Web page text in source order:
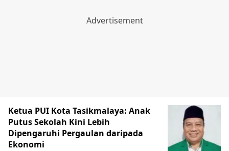
Ketua PUI Kota Tasikmalaya: Anak
Putus Sekolah Kini Lebih
Dipengaruhi Pergaulan daripada
Ekonomi